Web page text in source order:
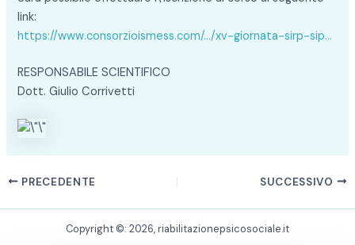
link:
https://www.consorzioismess.com/…/xv-giornata-sirp-sip…
RESPONSABILE SCIENTIFICO
Dott. Giulio Corrivetti
PRECEDENTE SUCCESSIVO
Copyright ©: 2026, riabilitazionepsicosociale.it